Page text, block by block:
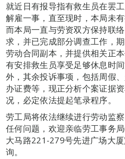
就近日有报导指有救生员在罢
解雇一事，直至现时，本局未
而本局一直与劳资双方保持联
求，并已完成部分调查工作，
劳动合同副本，并提供相关正
有安排救生员享受足够休息时
外，其余投诉事项，包括周假
办证费等，现正分析个案证据
况，必定依法提起笔录程序。
劳工局将依法继续进行劳动监
任何问题，欢迎亲临劳工事务
大马路221-279号先进广场大
询。